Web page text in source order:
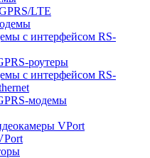
LTE
с интерфейсом RS-
роутеры
с интерфейсом RS-
модемы
VPort